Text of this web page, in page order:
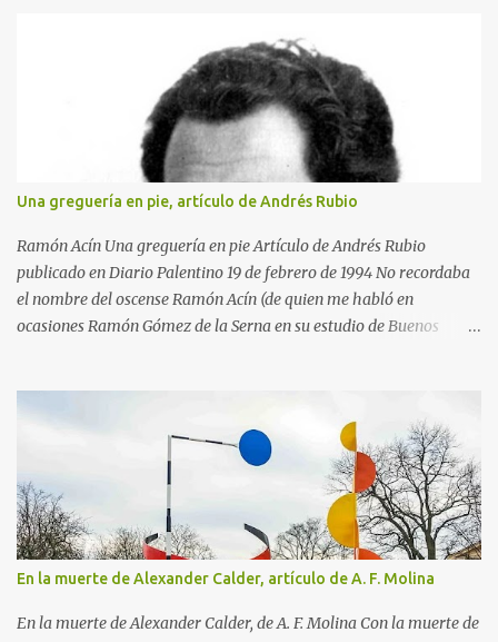
infancia y en su adolescencia parecía indicar que estaba destinado
a ser uno de los creadores plásticos más importantes de su tiempo.
Durante un año asistió en París a las clases de la Facultad de
Derecho, sin que durante él se le ocurriera visitar ningún museo ni
asistir a salas de exposiciones, y después volvió a su provincia para
empezar a trabajar como pasante con un abogado. Pero en 1890,
cuando Matisse iba a cumplir los 21 años, aconteció lo maravilloso.
Cayó enfermo y, para que se entretuviera durante la convalecencia,
su madre le regaló...
Una greguería en pie, artículo de Andrés Rubio
Ramón Acín Una greguería en pie Artículo de Andrés Rubio
publicado en Diario Palentino 19 de febrero de 1994 No recordaba
el nombre del oscense Ramón Acín (de quien me habló en
ocasiones Ramón Gómez de la Serna en su estudio de Buenos
atractivo acontecimiento parecía enmarcado en una avenida del
parque entre siluetas de árboles espléndidos. Al verlos sentí esa
sensación de lo ya conocido, aunque no había estado antes en ese
lugar. Pero me equivocaba, porque esas siluetas si me parecía
haberlas vivido antes era porque conocía la reproducción de un
magnífico cuadro de Ramón Acín, donde están presente el espíritu
de estos árboles o el de algunos hermanos suyos crecidos en el
mismo lugar. El de Huesca es un parque ideal, a la medida de la
En la muerte de Alexander Calder, artículo de A. F. Molina
En la muerte de Alexander Calder, de A. F. Molina Con la muerte de